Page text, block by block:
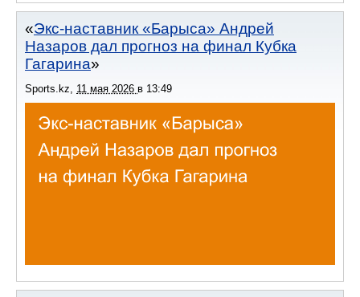
Экс-наставник «Барыса» Андрей
Назаров дал прогноз на финал Кубка
Гагарина
Sports.kz 11 мая 2026 в 13:49